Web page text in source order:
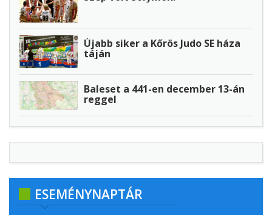
Újabb siker a Kőrös Judo SE háza
táján
Baleset a 441-en december 13-án
reggel
ESEMÉNYNAPTÁR